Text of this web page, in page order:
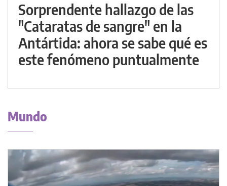
Sorprendente hallazgo de las
"Cataratas de sangre" en la
Antártida: ahora se sabe qué es
este fenómeno puntualmente
Mundo